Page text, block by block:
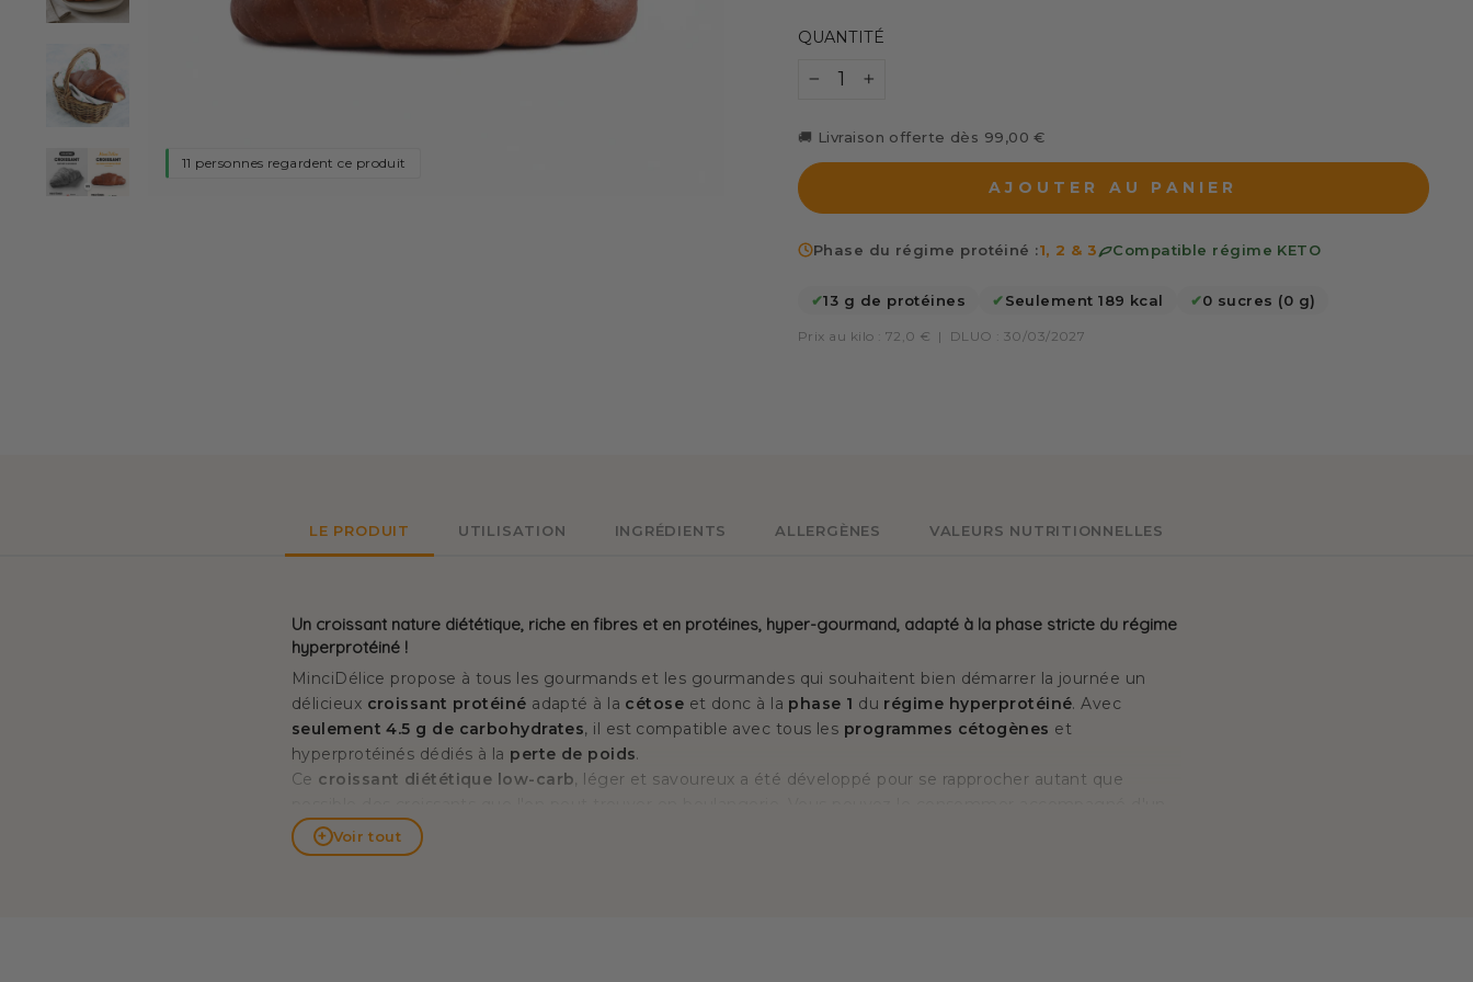
11 personnes regardent ce produit
QUANTITÉ
🚚 Livraison offerte dès 99,00 €
AJOUTER AU PANIER
Phase du régime protéiné :1, 2 & 3 Compatible régime KETO
✔13 g de protéines ✔Seulement 189 kcal ✔0 sucres (0 g)
Prix au kilo : 72,0 € | DLUO : 30/03/2027
LE PRODUIT UTILISATION INGRÉDIENTS ALLERGÈNES VALEURS NUTRITIONNELLES
Un croissant nature diététique, riche en fibres et en protéines, hyper-gourmand, adapté à la phase stricte du régime
hyperprotéiné !
MinciDélice propose à tous les gourmands et les gourmandes qui souhaitent bien démarrer la journée un
délicieux croissant protéiné adapté à la cétose et donc à la phase 1 du régime hyperprotéiné. Avec
seulement 4.5 g de carbohydrates, il est compatible avec tous les programmes cétogènes et
hyperprotéinés dédiés à la perte de poids.
Ce croissant diététique low-carb, léger et savoureux a été développé pour se rapprocher autant que
thé ou d'un café
accompagner également tout au long des phases 2 (transition) et 3 (phase de stabilisation) de votre
+ Voir tout